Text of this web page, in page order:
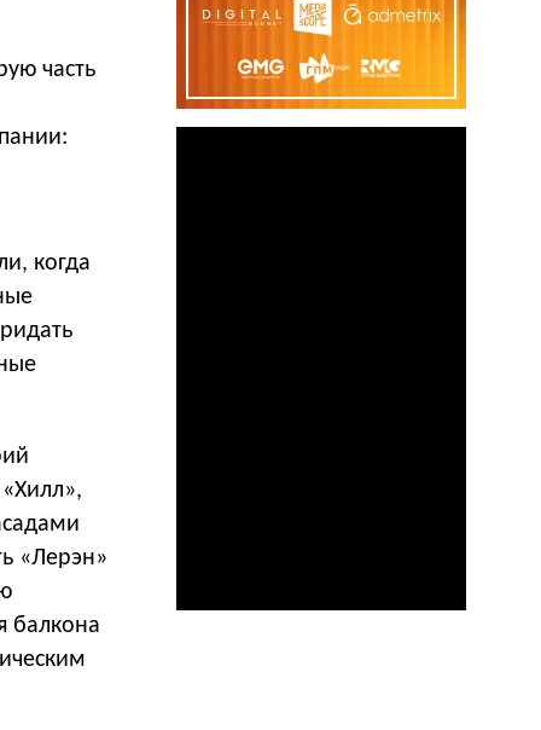
часть
когда
«Лерэн»
балкона